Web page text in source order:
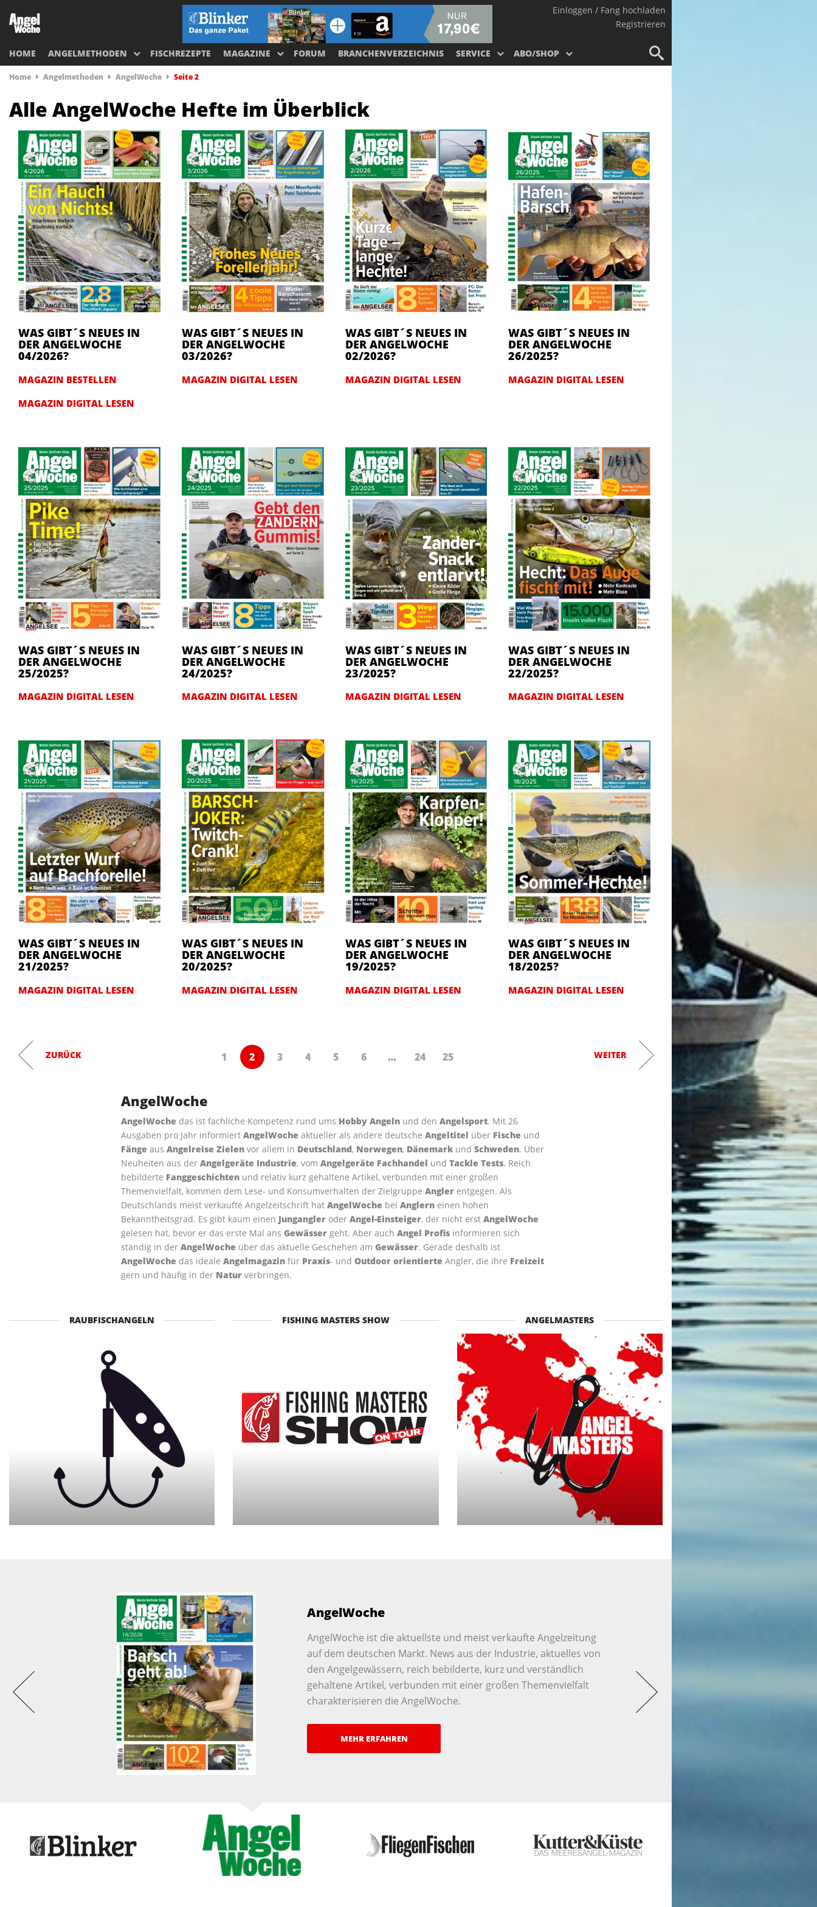
Einloggen / Fang hochladen
Registrieren
HOME ANGELMETHODEN FISCHREZEPTE MAGAZINE FORUM BRANCHENVERZEICHNIS SERVICE ABO/SHOP
Home Angelmethoden AngelWoche Seite 2
Alle AngelWoche Hefte im Überblick
WAS GIBT´S NEUES IN
DER ANGELWOCHE
04/2026?
MAGAZIN BESTELLEN
MAGAZIN DIGITAL LESEN
WAS GIBT´S NEUES IN
DER ANGELWOCHE
03/2026?
MAGAZIN DIGITAL LESEN
WAS GIBT´S NEUES IN
DER ANGELWOCHE
02/2026?
MAGAZIN DIGITAL LESEN
WAS GIBT´S NEUES IN
DER ANGELWOCHE
26/2025?
MAGAZIN DIGITAL LESEN
WAS GIBT´S NEUES IN
DER ANGELWOCHE
25/2025?
MAGAZIN DIGITAL LESEN
WAS GIBT´S NEUES IN
DER ANGELWOCHE
24/2025?
MAGAZIN DIGITAL LESEN
WAS GIBT´S NEUES IN
DER ANGELWOCHE
23/2025?
MAGAZIN DIGITAL LESEN
WAS GIBT´S NEUES IN
DER ANGELWOCHE
22/2025?
MAGAZIN DIGITAL LESEN
WAS GIBT´S NEUES IN
DER ANGELWOCHE
21/2025?
MAGAZIN DIGITAL LESEN
WAS GIBT´S NEUES IN
DER ANGELWOCHE
20/2025?
MAGAZIN DIGITAL LESEN
WAS GIBT´S NEUES IN
DER ANGELWOCHE
19/2025?
MAGAZIN DIGITAL LESEN
WAS GIBT´S NEUES IN
DER ANGELWOCHE
18/2025?
MAGAZIN DIGITAL LESEN
ZURÜCK WEITER
1 2 3 4 5 6 … 24 25
AngelWoche
AngelWoche das ist fachliche Kompetenz rund ums Hobby Angeln und denAngelsport. Mit 26
Ausgaben pro Jahr informiertAngelWoche aktueller als andere deutscheAngeltitel über Fische und
Fänge ausAngelreise Zielen vor allem in Deutschland, Norwegen, Dänemark undSchweden. Über
Neuheiten aus derAngelgeräte Industrie, vomAngelgeräte Fachhandel undTackle Tests. Reich
bebilderte Fanggeschichten und relativ kurz gehaltene Artikel, verbunden mit einer großen
Themenvielfalt, kommen dem Lese- und Konsumverhalten der ZielgruppeAngler entgegen. Als
Deutschlands meist verkaufte Angelzeitschrift hatAngelWoche beiAnglern einen hohen
Bekanntheitsgrad. Es gibt kaum einen Jungangler oderAngel-Einsteiger, der nicht erstAngelWoche
gelesen hat, bevor er das erste Mal ansGewässer geht. Aber auchAngel Profis informieren sich
ständig in derAngelWoche über das aktuelle Geschehen amGewässer. Gerade deshalb ist
AngelWoche das idealeAngelmagazin für Praxis- undOutdoor orientierte Angler, die ihre Freizeit
gern und häufig in der Natur verbringen.
RAUBFISCHANGELN FISHING MASTERS SHOW ANGELMASTERS
AngelWoche
AngelWoche ist die aktuellste und meist verkaufte Angelzeitung
auf dem deutschen Markt. News aus der Industrie, aktuelles von
den Angelgewässern, reich bebilderte, kurz und verständlich
gehaltene Artikel, verbunden mit einer großen Themenvielfalt
charakterisieren die AngelWoche.
MEHR ERFAHREN